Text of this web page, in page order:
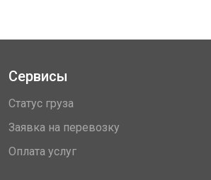
Сервисы
Статус груза
Заявка на перевозку
Оплата услуг